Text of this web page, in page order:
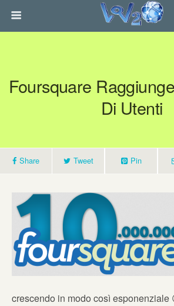
Foursquare
Di Utenti
Share Tweet Pin
crescendo in modo così esponenziale